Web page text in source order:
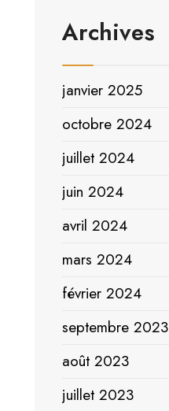
Archives
janvier 2025
octobre 2024
juillet 2024
juin 2024
avril 2024
mars 2024
février 2024
septembre 2023
août 2023
juillet 2023